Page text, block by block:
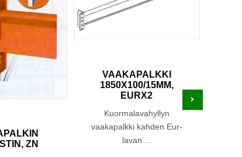
ZN
VAAKAPALKKI
1850X100/15MM,
EURX2
Kuormalavahyllyn
vaakapalkki kahden Eur-
lavan ...